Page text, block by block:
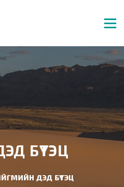
БҮТЭЦ
ДЭД БҮТЭЦ